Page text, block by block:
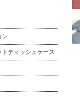
ン
ティッシュケース